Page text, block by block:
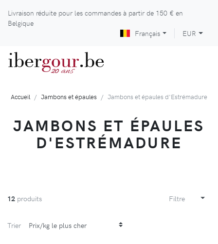
Livraison réduite pour les commandes à partir de 150 € en
Belgique
Français
EUR
ibergour
20 ans .be
Accueil Jambons et épaules Jambons et épaules d'Estrémadure
JAMBONS ET ÉPAULES
D'ESTRÉMADURE
12 produits Filtre
Trier